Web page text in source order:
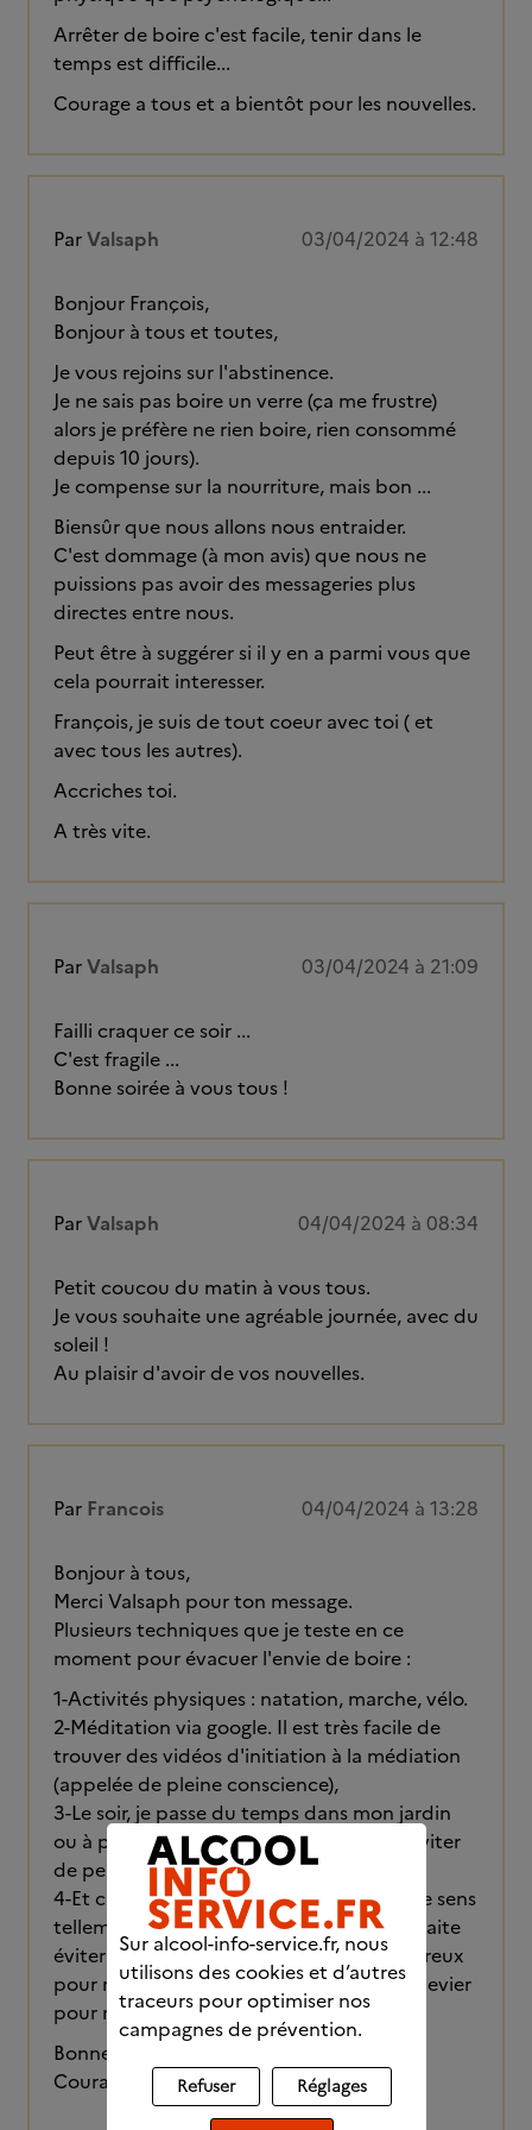
Arrêter de boire c'est facile, tenir dans le
temps est difficile...
Courage a tous et a bientôt pour les nouvelles.
ParValsaph 03/04/2024 à 12:48
Bonjour François,
Bonjour à tous et toutes,
Je vous rejoins sur l'abstinence.
Je ne sais pas boire un verre (ça me frustre)
alors je préfère ne rien boire, rien consommé
depuis 10 jours).
Je compense sur la nourriture, mais bon ...
Biensûr que nous allons nous entraider.
C'est dommage (à mon avis) que nous ne
puissions pas avoir des messageries plus
directes entre nous.
Peut être à suggérer si il y en a parmi vous que
cela pourrait interesser.
François, je suis de tout coeur avec toi ( et
avec tous les autres).
Accriches toi.
A très vite.
ParValsaph 03/04/2024 à 21:09
Failli craquer ce soir ...
C'est fragile ...
Bonne soirée à vous tous !
ParValsaph 04/04/2024 à 08:34
Petit coucou du matin à vous tous.
Je vous souhaite une agréable journée, avec du
soleil !
Au plaisir d'avoir de vos nouvelles.
Par Francois 04/04/2024 à 13:28
Bonjour à tous,
Merci Valsaph pour ton message.
Plusieurs techniques que je teste en ce
moment pour évacuer l'envie de boire :
1-Activités physiques : natation, marche, vélo.
2-Méditation via google. Il est très facile de
trouver des vidéos d'initiation à la médiation
(appelée de pleine conscience),
3-Le soir, je passe du temps dans mon jardin
ou à préparer le repas à la cuisine pour éviter
de penser à boire.
4-Et c'est le point le plus important, je me sens
tellement mal après avoir bu, que je souhaite
éviter au maximum ces moments douloureux
pour mon moral. Et çà, c'est un puissant levier
pour moi.
Bonne journée !
Courage. Après la pluie, le beau temps.
Sur alcool-info-service.fr, nous
utilisons des cookies et d’autres
traceurs pour optimiser nos
campagnes de prévention.
Refuser Réglages